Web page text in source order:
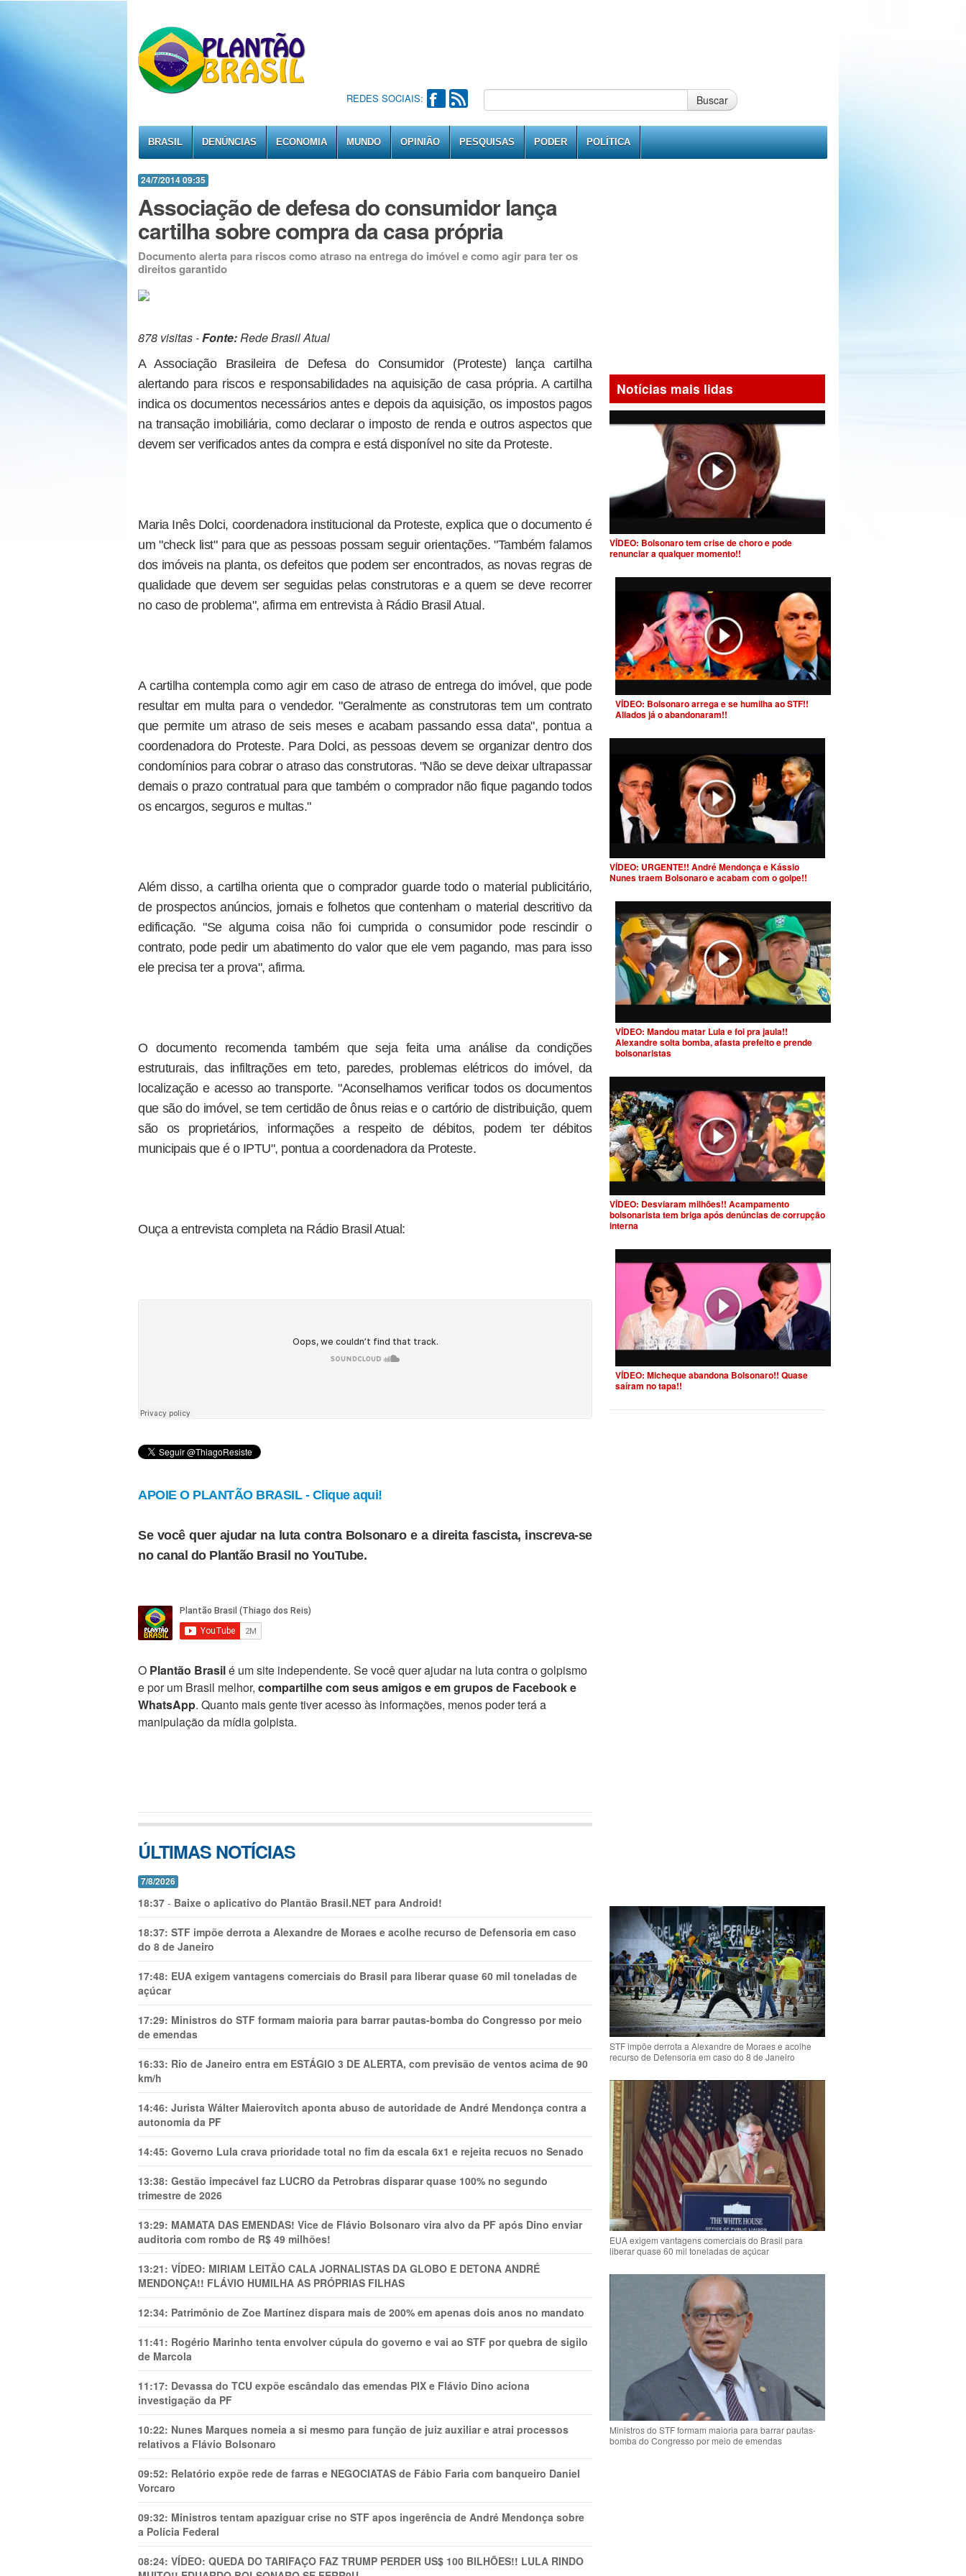
REDES SOCIAIS: Buscar
BRASIL DENÚNCIAS ECONOMIA MUNDO OPINIÃO PESQUISAS PODER POLÍTICA
24/7/2014 09:35
Associação de defesa do consumidor lança
cartilha sobre compra da casa própria
Documento alerta para riscos como atraso na entrega do imóvel e como agir para ter os
direitos garantido
878 visitas -Fonte:Rede Brasil Atual
A Associação Brasileira de Defesa do Consumidor (Proteste) lança cartilha
alertando para riscos e responsabilidades na aquisição de casa própria. A cartilha
indica os documentos necessários antes e depois da aquisição, os impostos pagos
na transação imobiliária, como declarar o imposto de renda e outros aspectos que
devem ser verificados antes da compra e está disponível no site da Proteste.
Maria Inês Dolci, coordenadora institucional da Proteste, explica que o documento é
um "check list" para que as pessoas possam seguir orientações. "Também falamos
dos imóveis na planta, os defeitos que podem ser encontrados, as novas regras de
qualidade que devem ser seguidas pelas construtoras e a quem se deve recorrer
no caso de problema", afirma em entrevista à Rádio Brasil Atual.
A cartilha contempla como agir em caso de atraso de entrega do imóvel, que pode
resultar em multa para o vendedor. "Geralmente as construtoras tem um contrato
que permite um atraso de seis meses e acabam passando essa data", pontua a
coordenadora do Proteste. Para Dolci, as pessoas devem se organizar dentro dos
condomínios para cobrar o atraso das construtoras. "Não se deve deixar ultrapassar
demais o prazo contratual para que também o comprador não fique pagando todos
os encargos, seguros e multas."
Além disso, a cartilha orienta que o comprador guarde todo o material publicitário,
de prospectos anúncios, jornais e folhetos que contenham o material descritivo da
edificação. "Se alguma coisa não foi cumprida o consumidor pode rescindir o
contrato, pode pedir um abatimento do valor que ele vem pagando, mas para isso
ele precisa ter a prova", afirma.
O documento recomenda também que seja feita uma análise da condições
estruturais, das infiltrações em teto, paredes, problemas elétricos do imóvel, da
localização e acesso ao transporte. "Aconselhamos verificar todos os documentos
que são do imóvel, se tem certidão de ônus reias e o cartório de distribuição, quem
são os proprietários, informações a respeito de débitos, podem ter débitos
municipais que é o IPTU", pontua a coordenadora da Proteste.
Ouça a entrevista completa na Rádio Brasil Atual:
APOIE O PLANTÃO BRASIL - Clique aqui!
Se você quer ajudar na luta contra Bolsonaro e a direita fascista, inscreva-se
no canal do Plantão Brasil no YouTube.
O Plantão Brasilé um site independente. Se você quer ajudar na luta contra o golpismo
e por um Brasil melhor, compartilhe com seus amigos e em grupos de Facebook e
WhatsApp. Quanto mais gente tiver acesso às informações, menos poder terá a
manipulação da mídia golpista.
ÚLTIMAS NOTÍCIAS
7/8/2026
18:37 - Baixe o aplicativo do Plantão Brasil.NET para Android!
18:37: STF impõe derrota a Alexandre de Moraes e acolhe recurso de Defensoria em caso
do 8 de Janeiro
17:48: EUA exigem vantagens comerciais do Brasil para liberar quase 60 mil toneladas de
açúcar
17:29: Ministros do STF formam maioria para barrar pautas-bomba do Congresso por meio
de emendas
16:33: Rio de Janeiro entra em ESTÁGIO 3 DE ALERTA, com previsão de ventos acima de 90
km/h
14:46: Jurista Wálter Maierovitch aponta abuso de autoridade de André Mendonça contra a
autonomia da PF
14:45: Governo Lula crava prioridade total no fim da escala 6x1 e rejeita recuos no Senado
13:38: Gestão impecável faz LUCRO da Petrobras disparar quase 100% no segundo
trimestre de 2026
13:29: MAMATA DAS EMENDAS! Vice de Flávio Bolsonaro vira alvo da PF após Dino enviar
auditoria com rombo de R$ 49 milhões!
13:21: VÍDEO: MIRIAM LEITÃO CALA JORNALISTAS DA GLOBO E DETONA ANDRÉ
MENDONÇA!! FLÁVIO HUMILHA AS PRÓPRIAS FILHAS
12:34: Patrimônio de Zoe Martínez dispara mais de 200% em apenas dois anos no mandato
11:41: Rogério Marinho tenta envolver cúpula do governo e vai ao STF por quebra de sigilo
de Marcola
11:17: Devassa do TCU expõe escândalo das emendas PIX e Flávio Dino aciona
investigação da PF
10:22: Nunes Marques nomeia a si mesmo para função de juiz auxiliar e atrai processos
relativos a Flávio Bolsonaro
09:52: Relatório expõe rede de farras e NEGOCIATAS de Fábio Faria com banqueiro Daniel
Vorcaro
09:32: Ministros tentam apaziguar crise no STF apos ingerência de André Mendonça sobre
a Polícia Federal
08:24: VÍDEO: QUEDA DO TARIFAÇO FAZ TRUMP PERDER US$ 100 BILHÕES!! LULA RINDO
Notícias mais lidas
VÍDEO: Bolsonaro tem crise de choro e pode
renunciar a qualquer momento!!
VÍDEO: Bolsonaro arrega e se humilha ao STF!!
Aliados já o abandonaram!!
VÍDEO: URGENTE!! André Mendonça e Kássio
Nunes traem Bolsonaro e acabam com o golpe!!
VÍDEO: Mandou matar Lula e foi pra jaula!!
Alexandre solta bomba, afasta prefeito e prende
bolsonaristas
VÍDEO: Desviaram milhões!! Acampamento
bolsonarista tem briga após denúncias de corrupção
interna
VÍDEO: Micheque abandona Bolsonaro!! Quase
saíram no tapa!!
STF impõe derrota a Alexandre de Moraes e acolhe
recurso de Defensoria em caso do 8 de Janeiro
EUA exigem vantagens comerciais do Brasil para
liberar quase 60 mil toneladas de açúcar
Ministros do STF formam maioria para barrar pautas-
bomba do Congresso por meio de emendas